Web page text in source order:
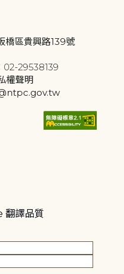
橋區貴興路139號
02-29538139
權聲明
翻譯品質